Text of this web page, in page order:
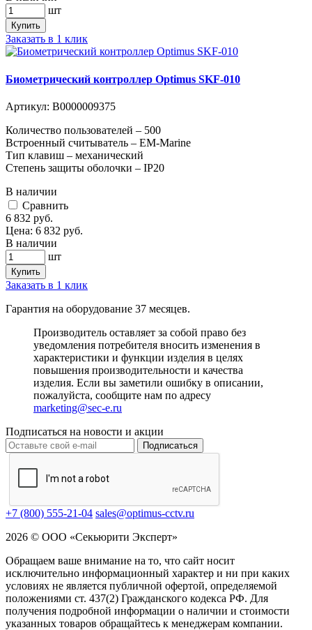
шт
Купить
Заказать в 1 клик
Биометрический контроллер Optimus SKF-010
Артикул: В0000009375
Количество пользователей – 500
Встроенный считыватель – EM-Marine
Тип клавиш – механический
Степень защиты оболочки – IP20
В наличии
Cравнить
6 832 руб.
Цена: 6 832 руб.
В наличии
шт
Купить
Заказать в 1 клик
Гарантия на оборудование 37 месяцев.
Производитель оставляет за собой право без
уведомления потребителя вносить изменения в
характеристики и функции изделия в целях
повышения производительности и качества
изделия. Если вы заметили ошибку в описании,
пожалуйста, сообщите нам по адресу
marketing@sec-e.ru
Подписаться на новости и акции
Подписаться
+7 (800) 555-21-04 sales@optimus-cctv.ru
2026 © ООО «Секьюрити Эксперт»
Обращаем ваше внимание на то, что сайт носит
исключительно информационный характер и ни при каких
условиях не является публичной офертой, определяемой
положениями ст. 437(2) Гражданского кодекса РФ. Для
получения подробной информации о наличии и стоимости
указанных товаров обращайтесь к менеджерам компании.